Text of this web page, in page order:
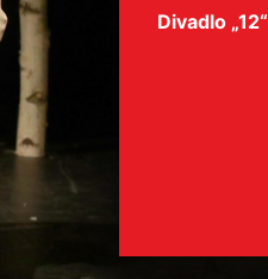
Divadlo „12“